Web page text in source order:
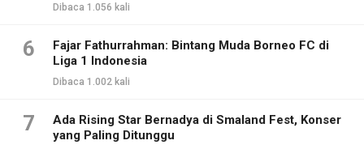
Dibaca 1.056 kali
6
Fajar Fathurrahman: Bintang Muda Borneo FC di
Liga 1 Indonesia
Dibaca 1.002 kali
7
Ada Rising Star Bernadya di Smaland Fest, Konser
yang Paling Ditunggu